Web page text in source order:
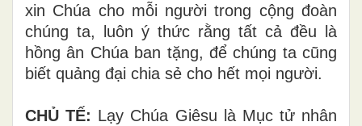
xin Chúa cho mỗi người trong cộng đoàn
chúng ta, luôn ý thức rằng tất cả đều là
hồng ân Chúa ban tặng, để chúng ta cũng
biết quảng đại chia sẻ cho hết mọi người.
CHỦ TẾ: Lạy Chúa Giêsu là Mục tử nhân